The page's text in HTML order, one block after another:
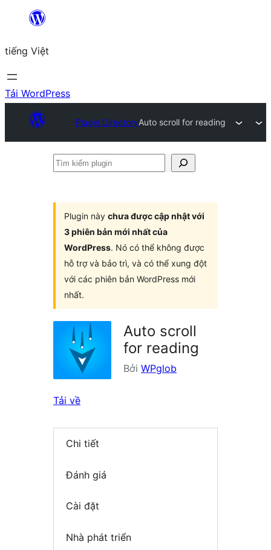
Chuyển
phần
nội
dung
tiếng Việt
Tải WordPress
Plugin DirectoryAuto scroll for reading
Tìm
Plugin này chưa được cập nhật với
3 phiên bản mới nhất của
WordPress. Nó có thể không được
hỗ trợ và bảo trì, và có thể xung đột
với các phiên bản WordPress mới
nhất.
Auto scroll
for reading
Bởi WPglob
Tải về
Chi tiết
Đánh giá
Cài đặt
Nhà phát triển